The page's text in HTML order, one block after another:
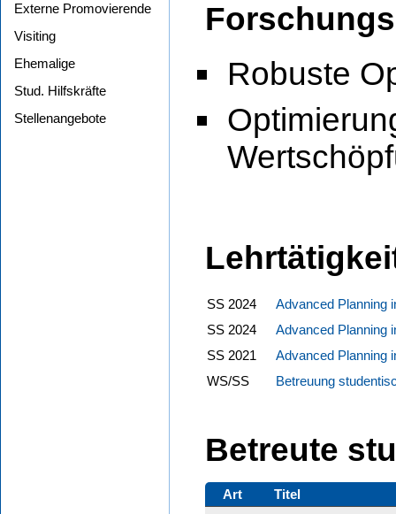
Externe Promovierende
Visiting
Ehemalige
Stud. Hilfskräfte
Stellenangebote
Robuste
SS 2024
Advanced Planning
SS 2024
Advanced Planning
SS 2021
Advanced Planning
WS/SS
Betreuung
Betreute
Art Titel